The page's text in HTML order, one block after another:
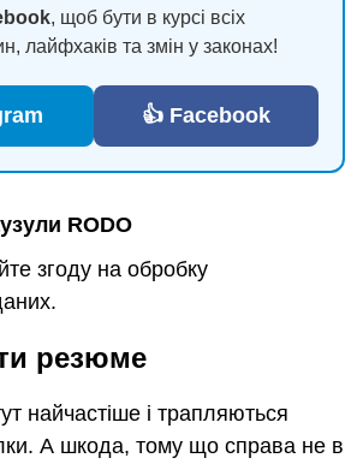
, щоб бути в курсі всіх
лайфхаків та змін у законах!
👍 Facebook
RODO
згоду на обробку
резюме
найчастіше і трапляються
А шкода, тому що справа не в